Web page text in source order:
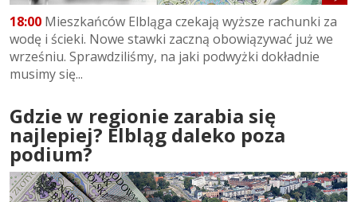
18:00 Mieszkańców Elbląga czekają wyższe rachunki za
wodę i ścieki. Nowe stawki zaczną obowiązywać już we
wrześniu. Sprawdziliśmy, na jaki podwyżki dokładnie
musimy się...
Gdzie w regionie zarabia się
najlepiej? Elbląg daleko poza
podium?